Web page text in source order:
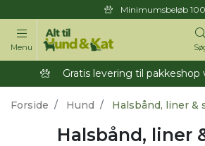
Minimumsbeløb
Menu
Gratis levering til pakkeshop
Forside Hund Halsbånd, liner &
Halsbånd, liner